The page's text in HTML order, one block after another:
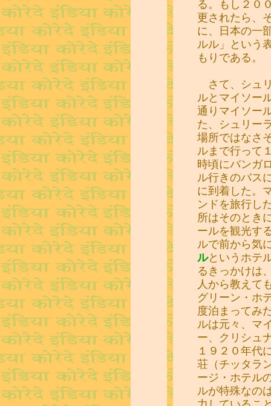
る。もし２０
更されたら、
に、日本の一
ルル」という
もりである。
さて、シュ
ルとマイソー
通りマイソー
た、シュリー
場所ではなさ
ルまで行って
時頃にバンガ
ル行きのバス
に到着した。
ンドを旅行し
所はそのとき
ールを観光す
ルで前から気
ルというホテ
るきっかけは
人から教えて
グリーン・ホ
度泊まってみ
ルは元々、マ
ー、クリシュ
１９２０年代
荘（チッタラ
ージ・ホテル
ルが特殊なの